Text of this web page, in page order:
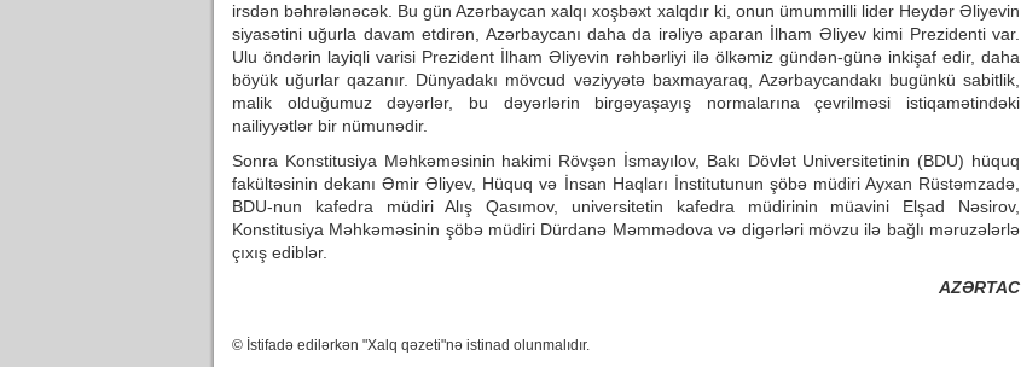
irsdən bəhrələnəcək. Bu gün Azərbaycan xalqı xoşbəxt xalqdır ki, onun ümummilli lider Heydər Əliyevin
siyasətini uğurla davam etdirən, Azərbaycanı daha da irəliyə aparan İlham Əliyev kimi ­Prezidenti var.
Ulu öndərin layiqli varisi Prezident İlham Əliyevin rəhbərliyi ilə ölkəmiz gündən-günə inkişaf edir, daha
böyük uğurlar qazanır. Dünyadakı mövcud vəziyyətə baxmayaraq, Azərbaycandakı bugünkü sabitlik,
malik olduğumuz dəyərlər, bu dəyərlərin birgəyaşayış normalarına çevrilməsi istiqamətindəki
nailiyyətlər bir nümunədir.
Sonra Konstitusiya Məhkəməsinin hakimi Rövşən İsmayılov, Bakı Dövlət Universitetinin (BDU) hüquq
fakültəsinin dekanı Əmir Əliyev, Hüquq və İnsan Haqları İnstitutunun şöbə müdiri Ayxan Rüstəmzadə,
BDU-nun kafedra müdiri Alış Qasımov, universitetin kafedra müdirinin müavini Elşad Nəsirov,
Konstitusiya Məhkəməsinin şöbə müdiri Dürdanə Məmmədova və digərləri mövzu ilə bağlı məruzələrlə
çıxış ediblər.
AZƏRTAC
© İstifadə edilərkən "Xalq qəzeti"nə istinad olunmalıdır.